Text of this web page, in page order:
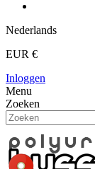
Nederlands
EUR €
Inloggen
Menu
Zoeken